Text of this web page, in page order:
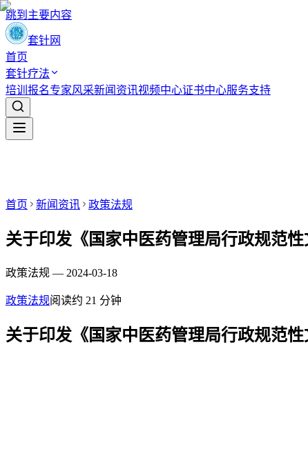
跳到主要内容
套针网
首页
套针疗法
培训报名专家风采新闻资讯视频中心证书中心服务支持
首页 新闻资讯 政策法规
关于印发《国家中医药管理局行政规范
政策法规 — 2024-03-18
政策法规阅读约 21 分钟
关于印发《国家中医药管理局行政规范